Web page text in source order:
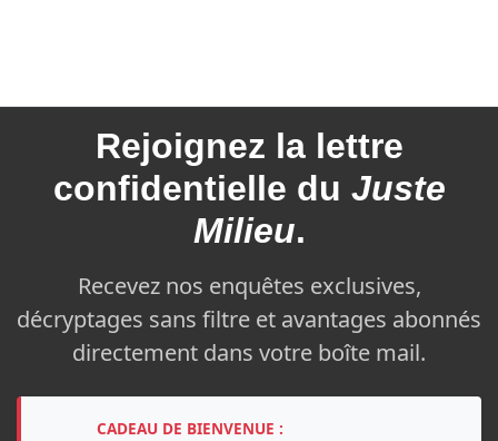
Rejoignez la lettre
confidentielle du Juste
Milieu.
Recevez nos enquêtes exclusives,
décryptages sans filtre et avantages abonnés
directement dans votre boîte mail.
CADEAU DE BIENVENUE :